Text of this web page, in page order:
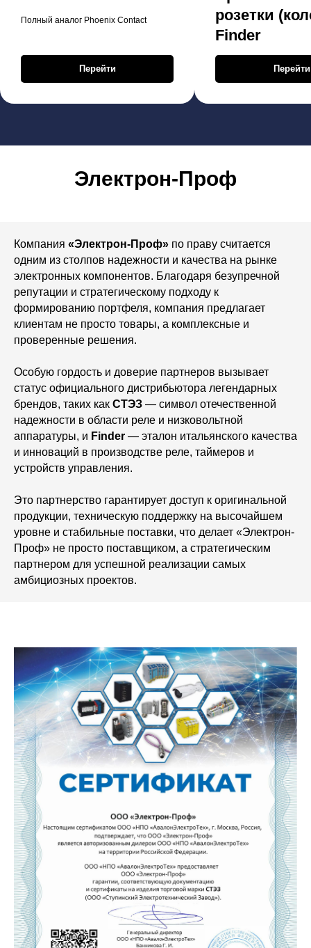
Полный аналог Phoenix Contact
Перейти
розетки
Finder
Перейти
Электрон-Проф
Компания «Электрон-Проф» по праву считается
одним из столпов надежности и качества на рынке
электронных компонентов. Благодаря безупречной
репутации и стратегическому подходу к
формированию портфеля, компания предлагает
клиентам не просто товары, а комплексные и
проверенные решения.
Особую гордость и доверие партнеров вызывает
статус официального дистрибьютора легендарных
брендов, таких как СТЭЗ — символ отечественной
надежности в области реле и низковольтной
аппаратуры, и Finder — эталон итальянского качества
и инноваций в производстве реле, таймеров и
устройств управления.
Это партнерство гарантирует доступ к оригинальной
продукции, техническую поддержку на высочайшем
уровне и стабильные поставки, что делает «Электрон-
Проф» не просто поставщиком, а стратегическим
партнером для успешной реализации самых
амбициозных проектов.